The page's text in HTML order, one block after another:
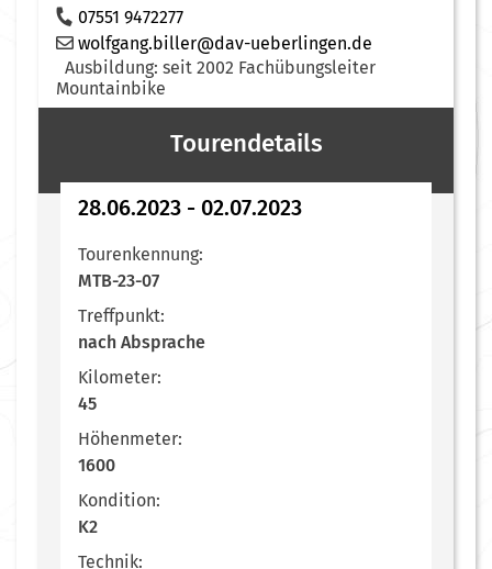
07551 9472277
wolfgang.biller@dav-ueberlingen.de
Ausbildung: seit 2002 Fachübungsleiter
Mountainbike
Tourendetails
28.06.2023 - 02.07.2023
Tourenkennung:
MTB-23-07
Treffpunkt:
nach Absprache
Kilometer:
45
Höhenmeter:
1600
Kondition:
K2
Technik: